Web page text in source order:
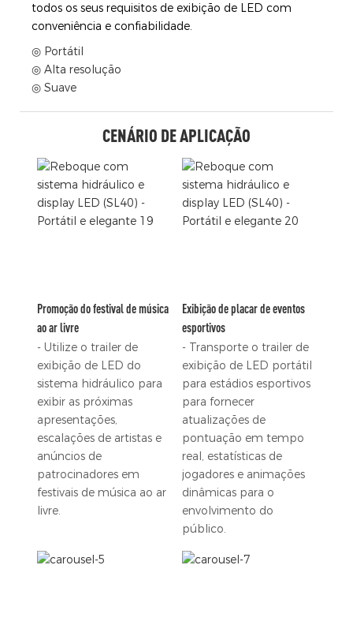
todos os seus requisitos de exibição de LED com
conveniência e confiabilidade.
◎ Portátil
◎ Alta resolução
◎ Suave
CENÁRIO DE APLICAÇÃO
Promoção do festival de música
ao ar livre
- Utilize o trailer de
exibição de LED do
sistema hidráulico para
exibir as próximas
apresentações,
escalações de artistas e
anúncios de
patrocinadores em
festivais de música ao ar
livre.
Exibição de placar de eventos
esportivos
- Transporte o trailer de
exibição de LED portátil
para estádios esportivos
para fornecer
atualizações de
pontuação em tempo
real, estatísticas de
jogadores e animações
dinâmicas para o
envolvimento do
público.